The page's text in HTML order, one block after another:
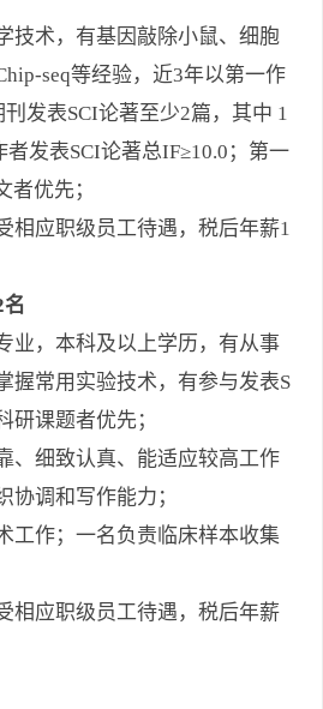
技术，有基因敲除小鼠、细胞
seq等经验， 近3年以第一作
刊发表SCI论著至少2篇，其中 1
者发表SCI论著总IF≥10.0 ； 第一
者优先；
相应职级员工待遇，税后年薪1
名
业，本科及以上学历 ，有从事
握常用实验技术 ，有参与发表S
研课题者优先；
、细致认真、能适应较高工作
协调和写作能力；
工作；一名负责临床样本收集
相应职级员工待遇，税后年薪